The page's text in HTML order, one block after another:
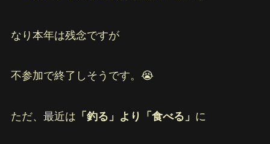
なり本年は残念ですが
不参加で終了しそうです。😭
ただ、最近は 「釣る」より「食べる」 に